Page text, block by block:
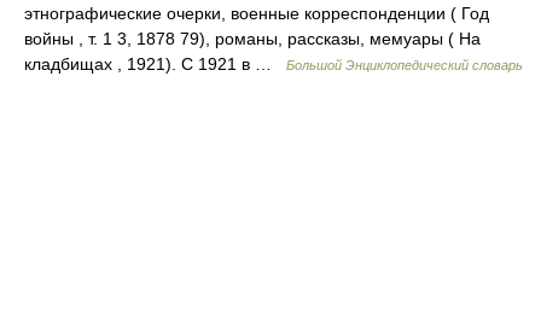
этнографические очерки, военные корреспонденции ( Год
войны , т. 1 3, 1878 79), романы, рассказы, мемуары ( На
кладбищах , 1921). С 1921 в …
Большой Энциклопедический словарь